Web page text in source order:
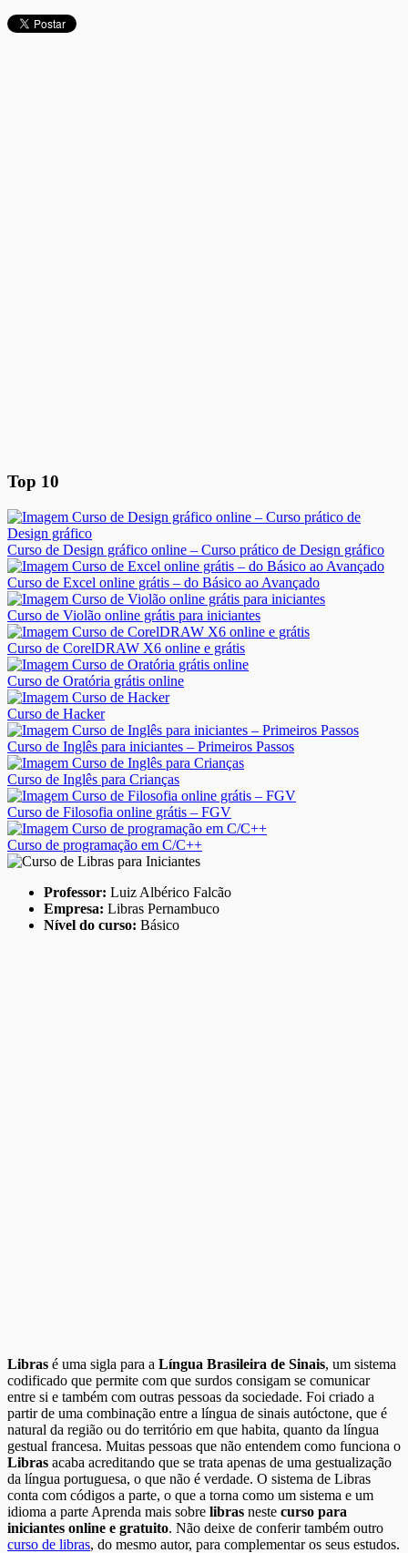
Top 10
Curso de Design gráfico online – Curso prático de Design gráfico
Curso de Excel online grátis – do Básico ao Avançado
Curso de Violão online grátis para iniciantes
Curso de CorelDRAW X6 online e grátis
Curso de Oratória grátis online
Curso de Hacker
Curso de Inglês para iniciantes – Primeiros Passos
Curso de Inglês para Crianças
Curso de Filosofia online grátis – FGV
Curso de programação em C/C++
Professor: Luiz Albérico Falcão
Empresa: Libras Pernambuco
Nível do curso: Básico
Libras é uma sigla para a Língua Brasileira de Sinais, um sistema
codificado que permite com que surdos consigam se comunicar
entre si e também com outras pessoas da sociedade. Foi criado a
partir de uma combinação entre a língua de sinais autóctone, que é
natural da região ou do território em que habita, quanto da língua
gestual francesa. Muitas pessoas que não entendem como funciona o
Libras acaba acreditando que se trata apenas de uma gestualização
da língua portuguesa, o que não é verdade. O sistema de Libras
conta com códigos a parte, o que a torna como um sistema e um
idioma a parte Aprenda mais sobre libras neste curso para
iniciantes online e gratuito. Não deixe de conferir também outro
curso de libras, do mesmo autor, para complementar os seus estudos.